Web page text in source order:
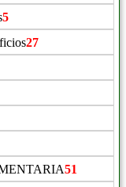
5
27
51